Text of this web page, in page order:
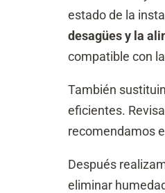
estado de la
desagües y la
compatible con
También
eficientes.
recomendamos
Después
eliminar